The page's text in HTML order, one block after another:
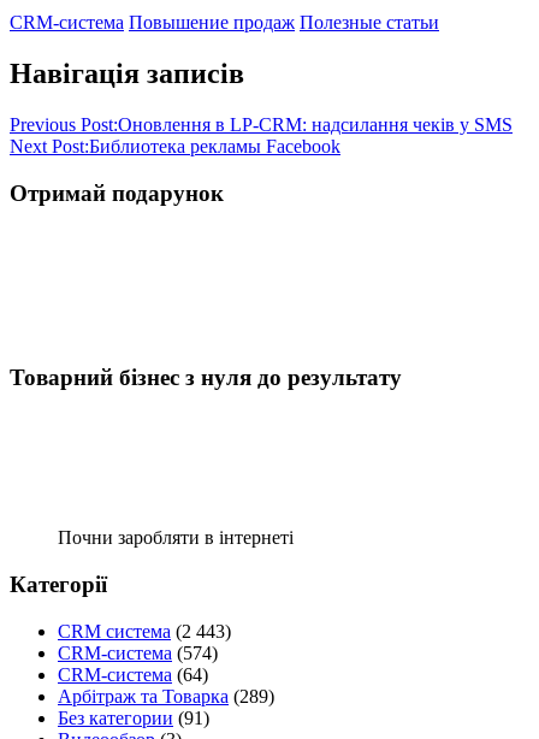
CRM-система Повышение продаж Полезные статьи
Навігація записів
Previous Post:Оновлення в LP-CRM: надсилання чеків у SMS
Next Post:Библиотека рекламы Facebook
Отримай подарунок
Товарний бізнес з нуля до результату
Почни заробляти в інтернеті
Категорії
CRM система (2 443)
CRM-система (574)
CRM-система (64)
Арбітраж та Товарка (289)
Без категории (91)